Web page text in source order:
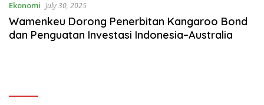
Ekonomi July 30, 2025
Wamenkeu Dorong Penerbitan Kangaroo Bond
dan Penguatan Investasi Indonesia–Australia